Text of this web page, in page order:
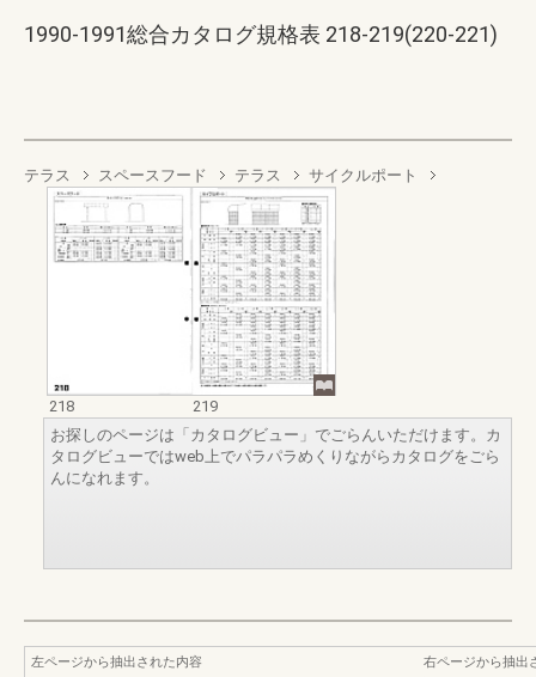
1990-1991総合カタログ規格表 218-219(220-221)
テラス スペースフード テラス サイクルポート
218
219
お探しのページは「カタログビュー」でごらんいただけます。カ
タログビューではweb上でパラパラめくりながらカタログをごら
んになれます。
左ページから抽出された内容
右ページから抽出